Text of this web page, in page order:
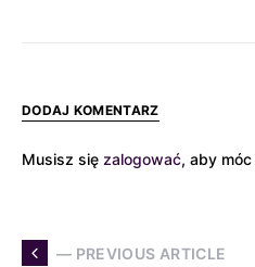
DODAJ KOMENTARZ
Musisz się zalogować, aby
— PREVIOUS ARTICLE